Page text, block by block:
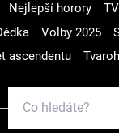
Nejlepší horory
Volby 2025
ascendentu